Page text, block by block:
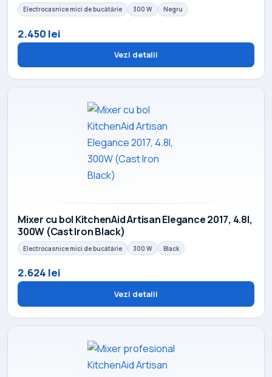
Electrocasnice mici de bucătărie 300 W Negru
2.450 lei
Vezi detalii
Mixer cu bol KitchenAid Artisan Elegance 2017, 4.8l,
300W (Cast Iron Black)
Electrocasnice mici de bucătărie 300 W Black
2.624 lei
Vezi detalii